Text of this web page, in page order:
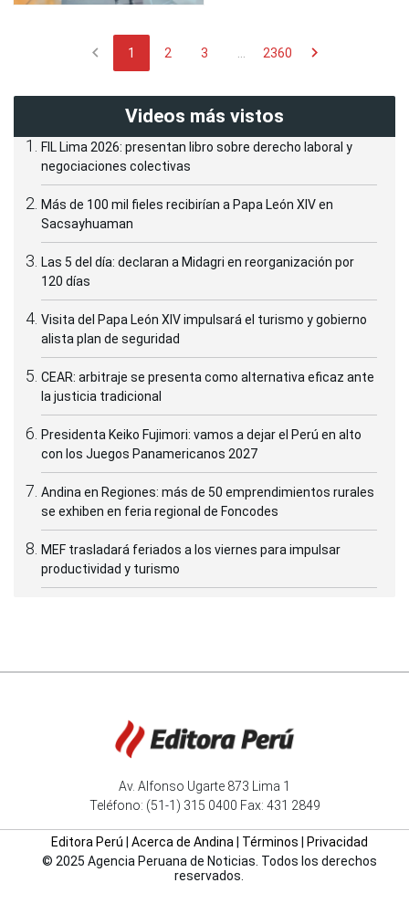
chevron_left 1 2 3 ... 2360 chevron_right
Videos más vistos
FIL Lima 2026: presentan libro sobre derecho laboral y
negociaciones colectivas
Más de 100 mil fieles recibirían a Papa León XIV en
Sacsayhuaman
Las 5 del día: declaran a Midagri en reorganización por
120 días
Visita del Papa León XIV impulsará el turismo y gobierno
alista plan de seguridad
CEAR: arbitraje se presenta como alternativa eficaz ante
la justicia tradicional
Presidenta Keiko Fujimori: vamos a dejar el Perú en alto
con los Juegos Panamericanos 2027
Andina en Regiones: más de 50 emprendimientos rurales
se exhiben en feria regional de Foncodes
MEF trasladará feriados a los viernes para impulsar
productividad y turismo
Av. Alfonso Ugarte 873 Lima 1
Teléfono: (51-1) 315 0400 Fax: 431 2849
Editora Perú Acerca de Andina| Términos
Privacidad
© 2025 Agencia Peruana de Noticias. Todos los derechos
reservados.